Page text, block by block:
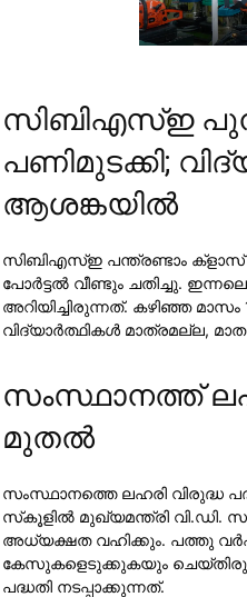
സിബിഎസ്ഇ
പണിമുടക്കി;
ആശങ്കയിൽ
സിബിഎസ്ഇ പന്ത്രണ്ടാം
പോര്‍ട്ടല്‍ വീണ്ടും ചതിച്ചു.
അറിയിച്ചിരുന്നത്. കഴിഞ്ഞ
വിദ്യാര്‍ത്ഥികള്‍ മാത്രമല്ല,
സംസ്ഥാനത്ത്
മുതല്‍
സംസ്ഥാനത്തെ ലഹരി വിരുദ്ധ
സ്‌കൂളില്‍ മുഖ്യമന്ത്രി വി.ഡി.
അധ്യക്ഷത വഹിക്കും. പത്തു
കേസുകളെടുക്കുകയും
പദ്ധതി നടപ്പാക്കുന്നത്.